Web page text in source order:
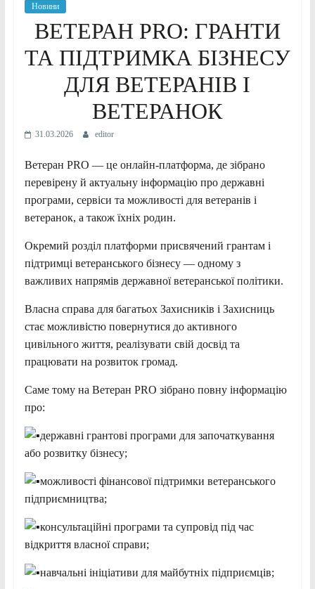
Новини
ВЕТЕРАН PRO: ГРАНТИ
ТА ПІДТРИМКА БІЗНЕСУ
ДЛЯ ВЕТЕРАНІВ І
ВЕТЕРАНОК
31.03.2026 editor
Ветеран PRO — це онлайн-платформа, де зібрано
перевірену й актуальну інформацію про державні
програми, сервіси та можливості для ветеранів і
ветеранок, а також їхніх родин.
Окремий розділ платформи присвячений грантам і
підтримці ветеранського бізнесу — одному з
важливих напрямів державної ветеранської політики.
Власна справа для багатьох Захисників і Захисниць
стає можливістю повернутися до активного
цивільного життя, реалізувати свій досвід та
працювати на розвиток громад.
Саме тому на Ветеран PRO зібрано повну інформацію
про:
державні грантові програми для започаткування
або розвитку бізнесу;
можливості фінансової підтримки ветеранського
підприємництва;
консультаційні програми та супровід під час
відкриття власної справи;
навчальні ініціативи для майбутніх підприємців;